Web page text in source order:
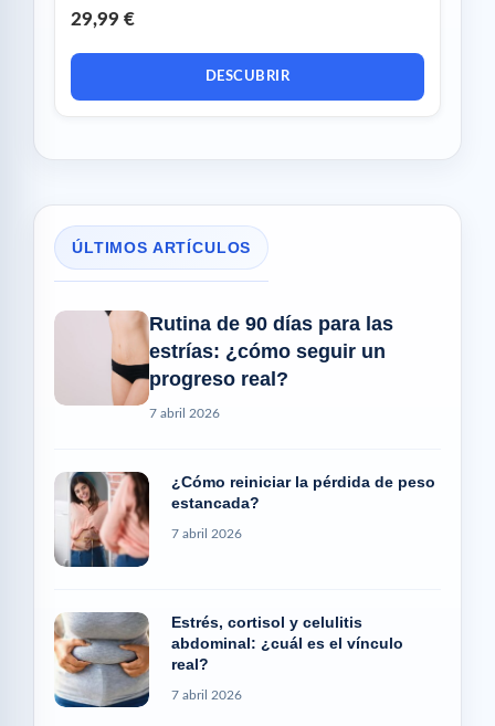
29,99 €
DESCUBRIR
ÚLTIMOS ARTÍCULOS
Rutina de 90 días para las
estrías: ¿cómo seguir un
progreso real?
7 abril 2026
¿Cómo reiniciar la pérdida de peso
estancada?
7 abril 2026
Estrés, cortisol y celulitis
abdominal: ¿cuál es el vínculo
real?
7 abril 2026